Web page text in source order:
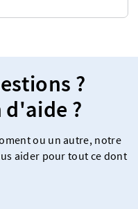
?
d'aide ?
ou un autre, notre
aider pour tout ce dont